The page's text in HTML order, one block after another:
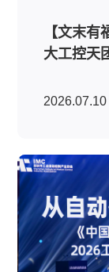
【文末
大工控天
2026.07.10